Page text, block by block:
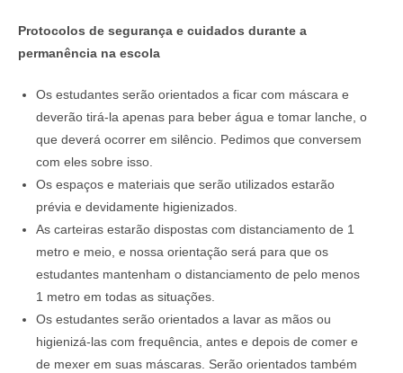
Protocolos de segurança e cuidados durante a
permanência na escola
Os estudantes serão orientados a ficar com máscara e
deverão tirá-la apenas para beber água e tomar lanche, o
que deverá ocorrer em silêncio. Pedimos que conversem
com eles sobre isso.
Os espaços e materiais que serão utilizados estarão
prévia e devidamente higienizados.
As carteiras estarão dispostas com distanciamento de 1
metro e meio, e nossa orientação será para que os
estudantes mantenham o distanciamento de pelo menos
1 metro em todas as situações.
Os estudantes serão orientados a lavar as mãos ou
higienizá-las com frequência, antes e depois de comer e
de mexer em suas máscaras. Serão orientados também